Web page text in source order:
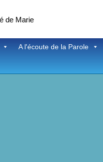
A l'écoute de la Parole